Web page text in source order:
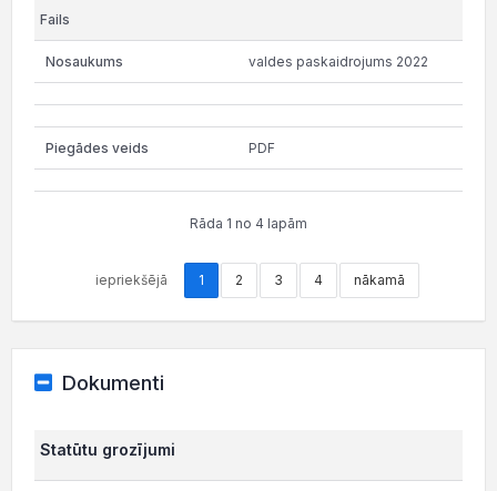
valdes paskaidrojums 2022
PDF
Rāda 1 no 4 lapām
iepriekšējā 1 2 3 4 nākamā
Dokumenti
Statūtu grozījumi